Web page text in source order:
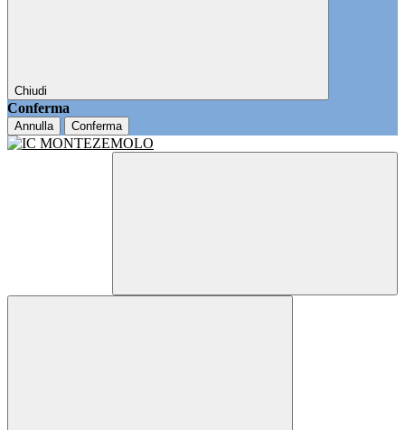
Chiudi
Conferma
Annulla Conferma